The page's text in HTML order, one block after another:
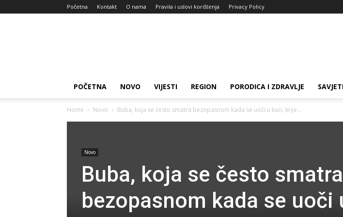
Početna Kontakt O nama Pravila i uslovi korištenja Privacy Policy
POČETNA NOVO VIJESTI REGION PORODICA I ZDRAVLJE
Home Novo Buba, koja se često smatra bezopasnom kada se uoči u kući, krije...
Novo
Buba, koja se često smatra
bezopasnom kada se uoči